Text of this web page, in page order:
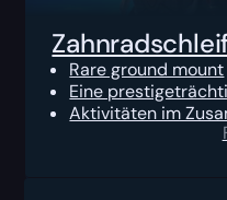
Rare ground mount
Eine
Aktivitäten im